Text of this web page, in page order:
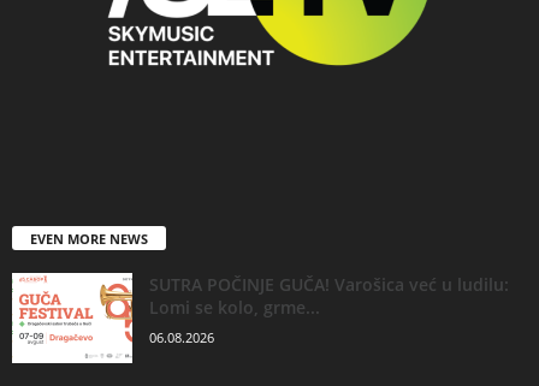
EVEN MORE NEWS
SUTRA POČINJE GUČA! Varošica već u ludilu:
Lomi se kolo, grme...
06.08.2026